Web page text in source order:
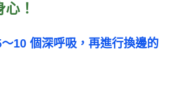
心！
10 個深呼吸，再進行換邊的